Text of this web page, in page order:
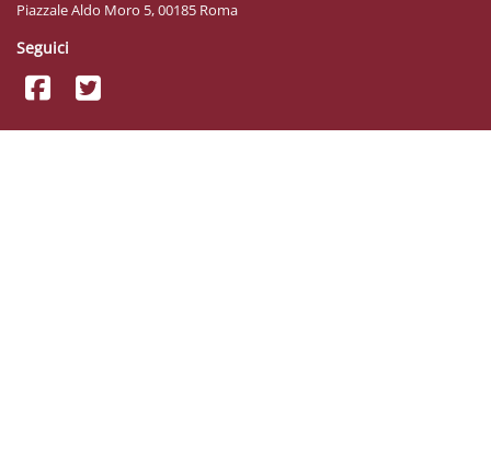
Piazzale Aldo Moro 5, 00185 Roma
Seguici